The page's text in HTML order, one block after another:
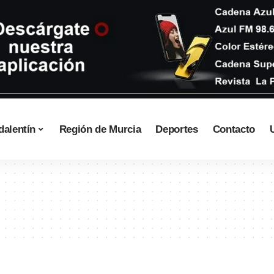
Región de Murcia Deportes Contacto